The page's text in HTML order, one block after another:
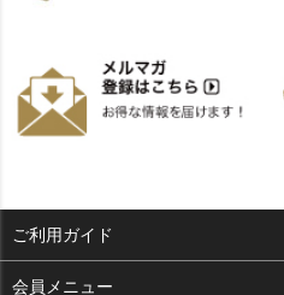
ご利用ガイド
よくある質問
会員メニュー